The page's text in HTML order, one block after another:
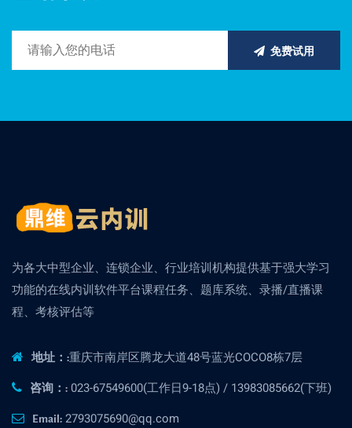
免费试用
为各大中型企业、连锁企业、行业培训机构提供基于强大学习
功能的在线内训软件平台课程任务、题库系统、录播/直播课
程、考核评估等
地址：:重庆市南岸区腾龙大道48号蓝光COCO8栋7层
咨询：: 023-67549600(工作日9-18点) / 13983085662(下班)
Email: 2793075690@qq.com